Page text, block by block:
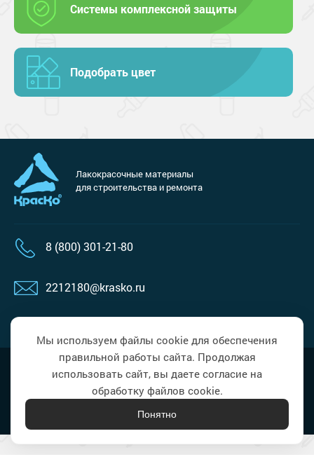
Системы комплексной защиты
Подобрать цвет
Лакокрасочные материалы
для строительства и ремонта
8 (800) 301-21-80
2212180@krasko.ru
Политика в области обработки
персональных данных
Мы используем файлы cookie для обеспечения
правильной работы сайта. Продолжая
использовать сайт, вы даете согласие на
обработку файлов cookie.
Понятно